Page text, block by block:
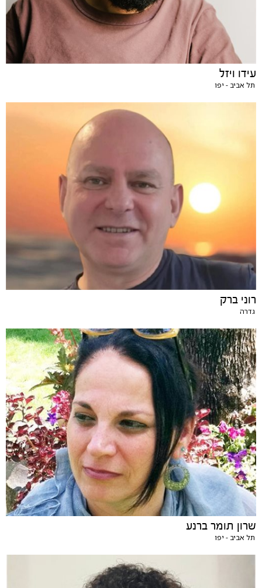
עידו ויזל
תל אביב - יפו
רוני ברק
גדרה
שרון תומר ברנע
תל אביב - יפו